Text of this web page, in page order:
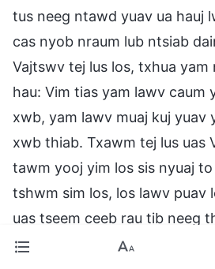
tus neeg ntawd yuav ua hauj
cas nyob nraum lub ntsiab
Vajtswv tej lus los, txhua yam
hau: Vim tias yam lawv caum
xwb, yam lawv muaj kuj yuav
xwb thiab. Txawm tej lus uas
tawm yooj yim los sis nyuaj
tshwm sim los, los lawv puav
uas tseem ceeb rau tib neeg
mus rau txoj sia; lawv yog lub